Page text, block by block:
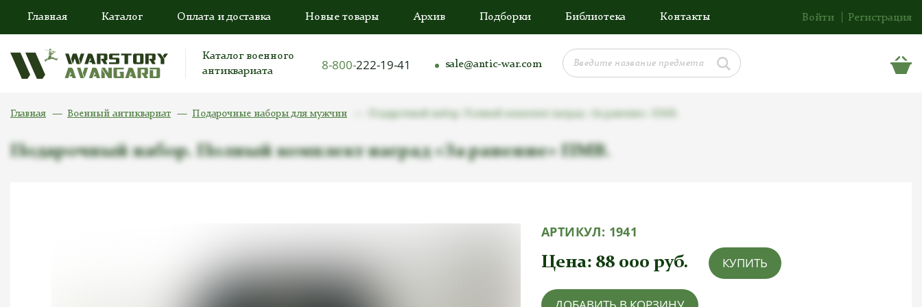
Главная Каталог Оплата и доставка Новые товары Архив Подборки Библиотека Контакты Войти Регистрация
Каталог военного
антиквариата
8-800-222-19-41 sale@antic-war.com
Главная Военный антиквариат Подарочные наборы для мужчин
Подарочный набор. Полный комплект наград «За ранение» ПМВ.
АРТИКУЛ: 1941
Цена: 88 000 руб. КУПИТЬ